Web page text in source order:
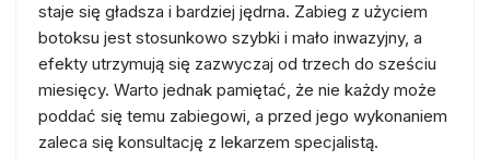
staje się gładsza i bardziej jędrna. Zabieg z użyciem
botoksu jest stosunkowo szybki i mało inwazyjny, a
efekty utrzymują się zazwyczaj od trzech do sześciu
miesięcy. Warto jednak pamiętać, że nie każdy może
poddać się temu zabiegowi, a przed jego wykonaniem
zaleca się konsultację z lekarzem specjalistą.